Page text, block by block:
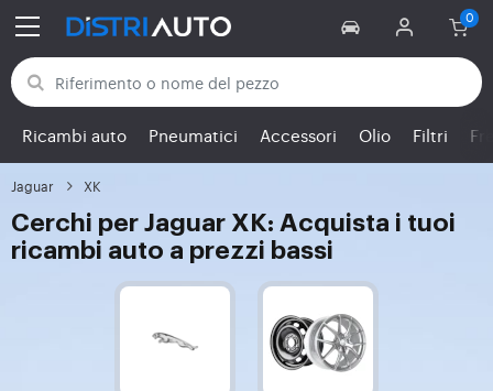
Torna alle categorie
Ricambi auto Pneumatici Accessori Olio Filtri
Jaguar XK
Cerchi per Jaguar XK: Acquista i tuoi
ricambi auto a prezzi bassi